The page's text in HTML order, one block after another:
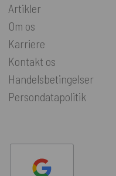
Artikler
Om os
Karriere
Kontakt os
Handelsbetingelser
Persondatapolitik